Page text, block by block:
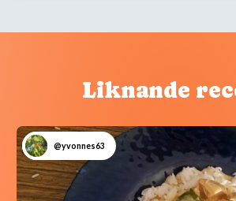
Liknande
@yvonnes63